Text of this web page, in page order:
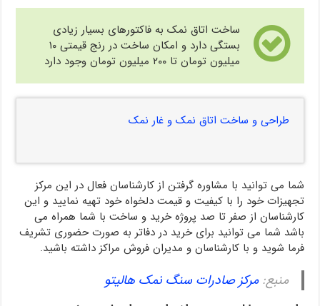
ساخت اتاق نمک به فاکتورهای بسیار زیادی
بستگی دارد و امکان ساخت در رنج قیمتی ۱۰
میلیون تومان تا ۲۰۰ میلیون تومان وجود دارد
طراحی و ساخت اتاق نمک و غار نمک
شما می توانید با مشاوره گرفتن از کارشناسان فعال در این مرکز
تجهیزات خود را با کیفیت و قیمت دلخواه خود تهیه نمایید و این
کارشناسان از صفر تا صد پروژه خرید و ساخت با شما همراه می
باشد شما می توانید برای خرید در دفاتر به صورت حضوری تشریف
فرما شوید و با کارشناسان و مدیران فروش مراکز داشته باشید.
منبع:مرکز صادرات سنگ نمک هالیتو